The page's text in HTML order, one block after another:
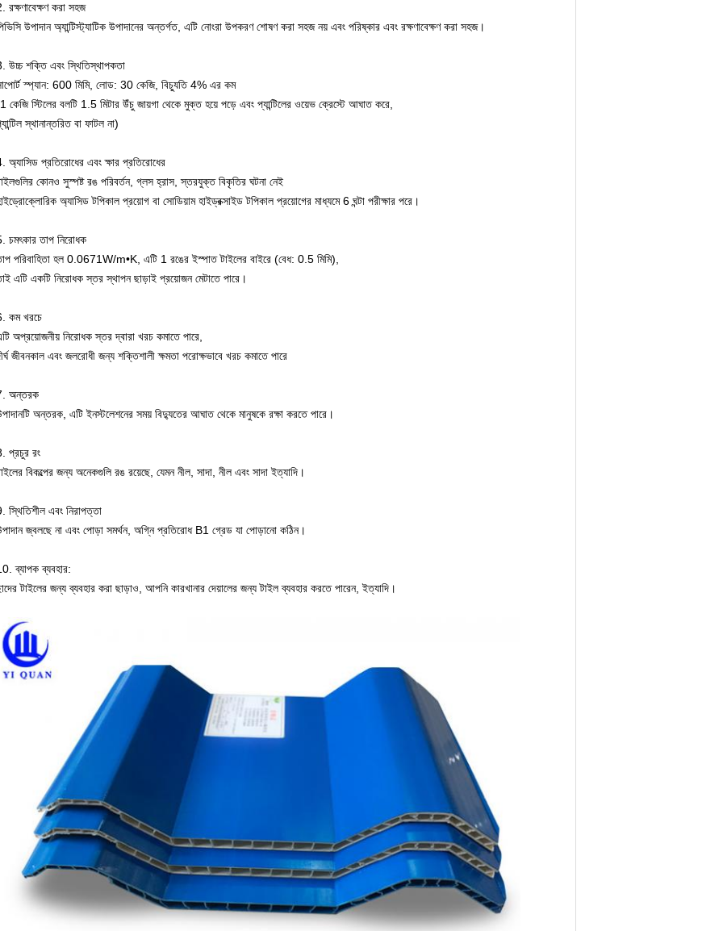
রক্ষণাবেক্ষণ করা সহজ
উপাদান অ্যান্টিস্ট্যাটিক উপাদানের অন্তর্গত, এটি নোংরা উপকরণ শোষণ করা সহজ নয় এবং পরিষ্কার এবং রক্ষণাবেক্ষণ করা সহজ।
উচ্চ শক্তি এবং স্থিতিস্থাপকতা
স্প্যান: 600 মিমি, লোড: 30 কেজি, বিচ্যুতি 4% এর কম
কেজি স্টিলের বলটি 1.5 মিটার উঁচু জায়গা থেকে মুক্ত হয়ে পড়ে এবং প্যান্টিলের ওয়েভ ক্রেস্টে আঘাত করে,
স্থানান্তরিত বা ফাটল না)
অ্যাসিড প্রতিরোধের এবং ক্ষার প্রতিরোধের
কোনও সুস্পষ্ট রঙ পরিবর্তন, গ্লস হ্রাস, স্তরযুক্ত বিকৃতির ঘটনা নেই
অ্যাসিড টপিকাল প্রয়োগ বা সোডিয়াম হাইড্রক্সাইড টপিকাল প্রয়োগের মাধ্যমে 6 ঘন্টা পরীক্ষার পরে।
চমৎকার তাপ নিরোধক
পরিবাহিতা হল 0.0671W/m•K, এটি 1 রঙের ইস্পাত টাইলের বাইরে (বেধ: 0.5 মিমি),
এটি একটি নিরোধক স্তর স্থাপন ছাড়াই প্রয়োজন মেটাতে পারে।
কম খরচে
অপ্রয়োজনীয় নিরোধক স্তর দ্বারা খরচ কমাতে পারে,
জীবনকাল এবং জলরোধী জন্য শক্তিশালী ক্ষমতা পরোক্ষভাবে খরচ কমাতে পারে
অন্তরক
অন্তরক, এটি ইনস্টলেশনের সময় বিদ্যুতের আঘাত থেকে মানুষকে রক্ষা করতে পারে।
প্রচুর রং
বিকল্পের জন্য অনেকগুলি রঙ রয়েছে, যেমন নীল, সাদা, নীল এবং সাদা ইত্যাদি।
স্থিতিশীল এবং নিরাপত্তা
জ্বলছে না এবং পোড়া সমর্থন, অগ্নি প্রতিরোধ B1 গ্রেড যা পোড়ানো কঠিন।
ব্যাপক ব্যবহার:
টাইলের জন্য ব্যবহার করা ছাড়াও, আপনি কারখানার দেয়ালের জন্য টাইল ব্যবহার করতে পারেন, ইত্যাদি।